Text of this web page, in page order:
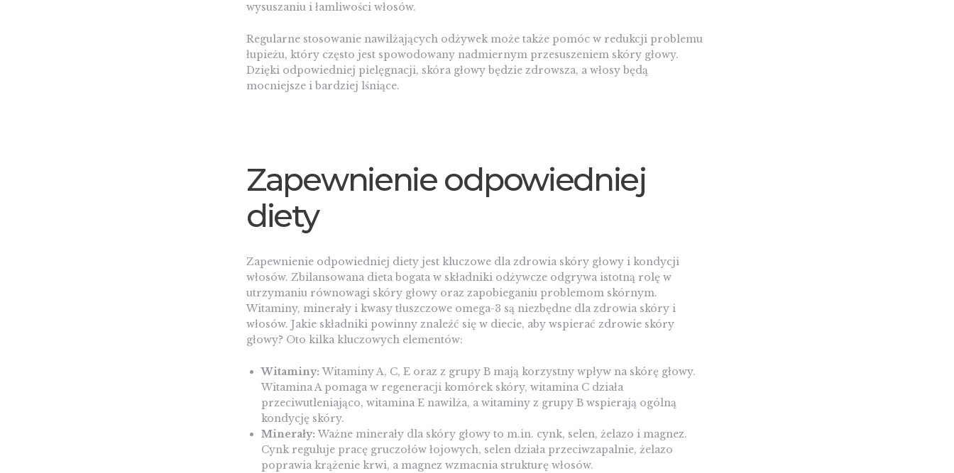
wysuszaniu i łamliwości włosów.
Regularne stosowanie nawilżających odżywek może także pomóc w redukcji problemu
łupieżu, który często jest spowodowany nadmiernym przesuszeniem skóry głowy.
Dzięki odpowiedniej pielęgnacji, skóra głowy będzie zdrowsza, a włosy będą
mocniejsze i bardziej lśniące.
Zapewnienie odpowiedniej
diety
Zapewnienie odpowiedniej diety jest kluczowe dla zdrowia skóry głowy i kondycji
włosów. Zbilansowana dieta bogata w składniki odżywcze odgrywa istotną rolę w
utrzymaniu równowagi skóry głowy oraz zapobieganiu problemom skórnym.
Witaminy, minerały i kwasy tłuszczowe omega-3 są niezbędne dla zdrowia skóry i
włosów. Jakie składniki powinny znaleźć się w diecie, aby wspierać zdrowie skóry
głowy? Oto kilka kluczowych elementów:
Witaminy: Witaminy A, C, E oraz z grupy B mają korzystny wpływ na skórę głowy.
Witamina A pomaga w regeneracji komórek skóry, witamina C działa
przeciwutleniająco, witamina E nawilża, a witaminy z grupy B wspierają ogólną
kondycję skóry.
Minerały: Ważne minerały dla skóry głowy to m.in. cynk, selen, żelazo i magnez.
Cynk reguluje pracę gruczołów łojowych, selen działa przeciwzapalnie, żelazo
poprawia krążenie krwi, a magnez wzmacnia strukturę włosów.